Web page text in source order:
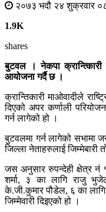
२०७३ भदौ २४ शुक्रवार
1.9K
shares
बुटवल । नेकपा
आयोजना गर्दै छ ।
क्रान्तिकारी माओवादीले
दिएको अपर कर्णाली
गर्न लागेको हो ।
बुटवलमा गर्न लागेको सभामा
जिल्ला नेताहरुलाई जिम्मेबारी
जस अनुसार रुपन्देही क्षेत्र नं
शर्मा, ३ का लागि राजु
के.जी.कुमार पौडेल, ६ का
जिम्मेवारी दिइएको हो ।